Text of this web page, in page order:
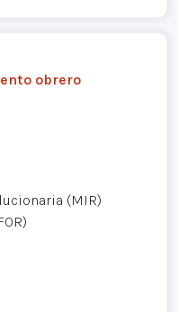
obrero
(MIR)